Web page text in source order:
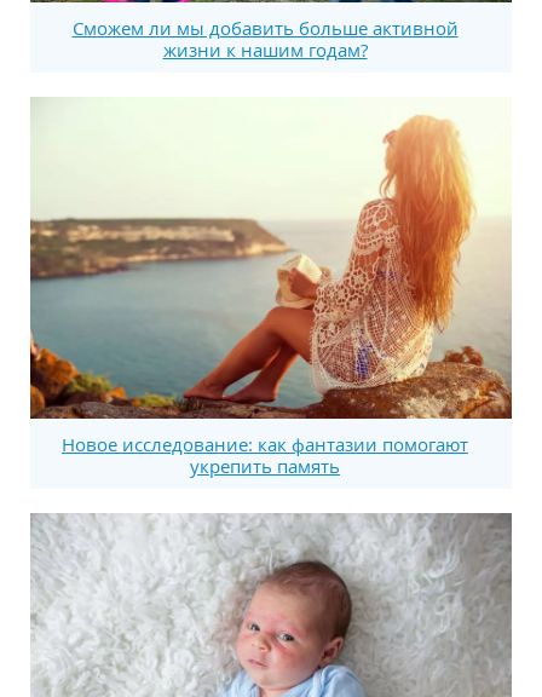
Сможем ли мы добавить больше активной
жизни к нашим годам?
Новое исследование: как фантазии помогают
укрепить память